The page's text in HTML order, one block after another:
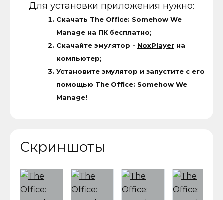
Для установки приложения нужно:
Скачать The Office: Somehow We
Manage на ПК бесплатно;
Скачайте эмулятор - NoxPlayerна
компьютер;
Установите эмулятор и запустите с его
помощью The Office: Somehow We
Manage!
Скриншоты